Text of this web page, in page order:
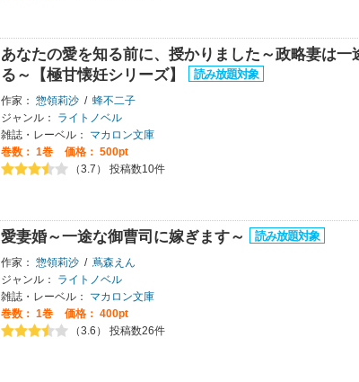
あなたの愛を知る前に、授かりました～政略妻は
る～【極甘懐妊シリーズ】
作家： 惣領莉沙 / 蜂不二子
ジャンル：
ライトノベル
雑誌・レーベル：
マカロン文庫
巻数： 1巻
価格： 500pt
（3.7） 投稿数10件
愛妻婚～一途な御曹司に嫁ぎます～
作家： 惣領莉沙 / 蔦森えん
ジャンル：
ライトノベル
雑誌・レーベル：
マカロン文庫
巻数： 1巻
価格： 400pt
（3.6） 投稿数26件